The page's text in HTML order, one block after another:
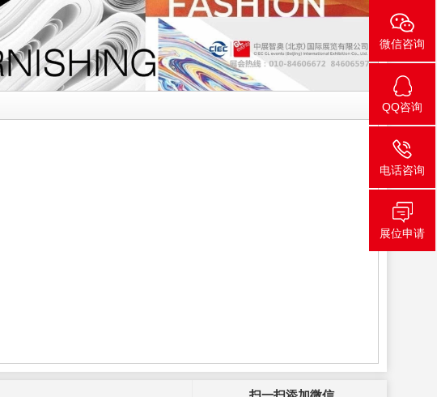
微信咨询
QQ咨询
电话咨询
展位申请